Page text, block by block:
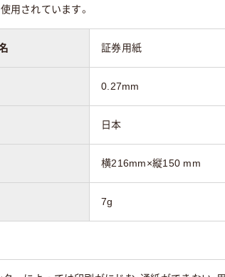
用されています。
証券用紙
0.27mm
日本
横216mm×縦150 mm
7g